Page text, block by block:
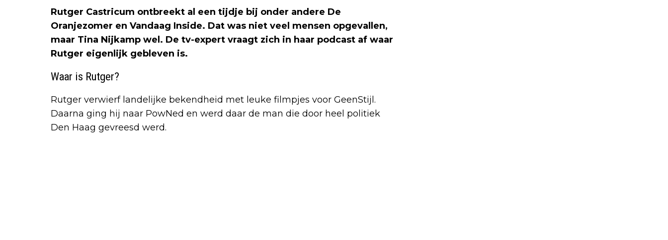
Rutger Castricum ontbreekt al een tijdje bij onder andere De
Oranjezomer en Vandaag Inside. Dat was niet veel mensen opgevallen,
maar Tina Nijkamp wel. De tv-expert vraagt zich in haar podcast af waar
Rutger eigenlijk gebleven is.
Waar is Rutger?
Rutger verwierf landelijke bekendheid met leuke filmpjes voor GeenStijl.
Daarna ging hij naar PowNed en werd daar de man die door heel politiek
Den Haag gevreesd werd.